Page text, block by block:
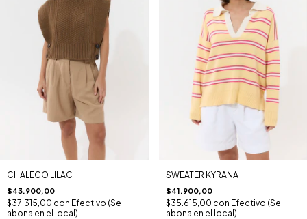
CHALECO LILAC
$43.900,00
$37.315,00 con Efectivo (Se
abona en el local)
SWEATER KYRANA
$41.900,00
$35.615,00 con Efectivo (Se
abona en el local)